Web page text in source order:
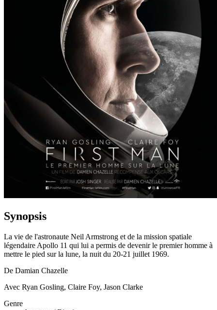
Synopsis
La vie de l'astronaute Neil Armstrong et de la mission spatiale
légendaire Apollo 11 qui lui a permis de devenir le premier homme à
mettre le pied sur la lune, la nuit du 20-21 juillet 1969.
De Damian Chazelle
Avec Ryan Gosling, Claire Foy, Jason Clarke
Genre